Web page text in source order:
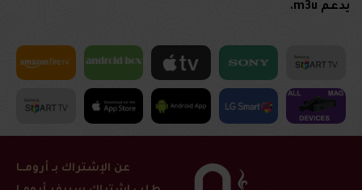
يدعم m3u.
عن الإشتراك بـ أرومــا